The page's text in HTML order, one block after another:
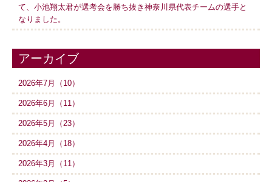
て、小池翔太君が選考会を勝ち抜き神奈川県代表チームの選手と
なりました。
アーカイブ
2026年7月（10）
2026年6月（11）
2026年5月（23）
2026年4月（18）
2026年3月（11）